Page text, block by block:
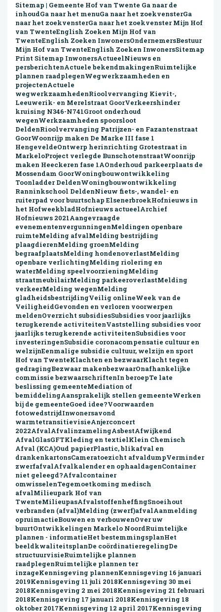
Sitemap | Gemeente Hof van Twente Ga naar de
inhoudGa naar het menuGa naar het zoekvensterGa
naar het zoekvensterGa naar het zoekvenster Mijn Hof
van TwenteEnglish Zoeken Mijn Hof van
TwenteEnglish Zoeken InwonersOndernemersBestuur
Mijn Hof van TwenteEnglish Zoeken InwonersSitemap
Print Sitemap InwonersActueelNieuws en
persberichtenActuele bekendmakingenRuimtelijke
plannen raadplegenWegwerkzaamheden en
projectenActuele
wegwerkzaamhedenRioolvervanging Kievit-,
Leeuwerik- en Merelstraat GoorVerkeershinder
kruising N346-N741Groot onderhoud
wegenWerkzaamheden spoorsloot
DeldenRioolvervanging Patrijzen- en Fazantenstraat
GoorWoonrijp maken De Marke III fase 1
HengeveldeOntwerp herinrichting Grotestraat in
MarkeloProject verlegde BunschotenstraatWoonrijp
maken Heeckeren fase 1AOnderhoud parkeerplaats de
Mossendam GoorWoningbouwontwikkeling
Toonladder DeldenWoningbouwontwikkeling
Ranninkschool DeldenNieuw fiets-, wandel- en
ruiterpad voor buurtschap ElsenerbroekHofnieuws in
het HofweekbladHofnieuws actueelArchief
Hofnieuws 2021Aangevraagde
evenementenvergunningenMeldingen openbare
ruimteMelding afvalMelding bestrijding
plaagdierenMelding groenMelding
begraafplaatsMelding hondenoverlastMelding
openbare verlichtingMelding riolering en
waterMelding speelvoorzieningMelding
straatmeubilairMelding parkeeroverlastMelding
verkeerMelding wegenMelding
gladheidsbestrijdingVeilig onlineWeek van de
VeiligheidGevonden en verloren voorwerpen
meldenOverzicht subsidiesSubsidies voor jaarlijks
terugkerende activiteitenVaststelling subsidies voor
jaarlijks terugkerende activiteitenSubsidies voor
investeringenSubsidie coronacompensatie cultuur en
welzijnEenmalige subsidie cultuur, welzijn en sport
Hof van TwenteKlachten en bezwaarKlacht tegen
gedragingBezwaar makenbezwaarOnafhankelijke
commissie bezwaarschriftenIn beroepTe late
beslissing gemeenteMediation of
bemiddelingAansprakelijk stellen gemeenteWerken
bij de gemeenteGoed idee?Voorwaarden
fotowedstrijdInwonersavond
warmtetransitievisieAnjerconcert
2022AfvalAfvalinzamelingAsbestAfwijkend
AfvalGlasGFTKleding en textielKlein Chemisch
Afval (KCA)Oud papierPlastic, blikafval en
drankenkartonsCameratoezicht afvaldumpVerminder
zwerfafvalAfvalkalender en ophaaldagenContainer
niet geleegd?Afvalcontainer
omwisselenTegemoetkoming medisch
afvalMilieupark Hof van
TwenteMilieupasAfvalstoffenheffingSnoeihout
verbranden (afval)Melding (zwerf)afvalAanmelding
opruimactieBouwen en verbouwenOver uw
buurtOntwikkelingen Markelo NoordRuimtelijke
plannen - informatieHet bestemmingsplanHet
beeldkwaliteitsplanDe coördinatieregelingDe
structuurvisieRuimtelijke plannen
raadplegenRuimtelijke plannen ter
inzageKennisgeving plannenKennisgeving 16 januari
2019Kennisgeving 11 juli 2018Kennisgeving 30 mei
2018Kennisgeving 2 mei 2018Kennisgeving 21 februari
2018Kennisgeving 17 januari 2018Kennisgeving 18
oktober 2017Kennisgeving 12 april 2017Kennisgeving